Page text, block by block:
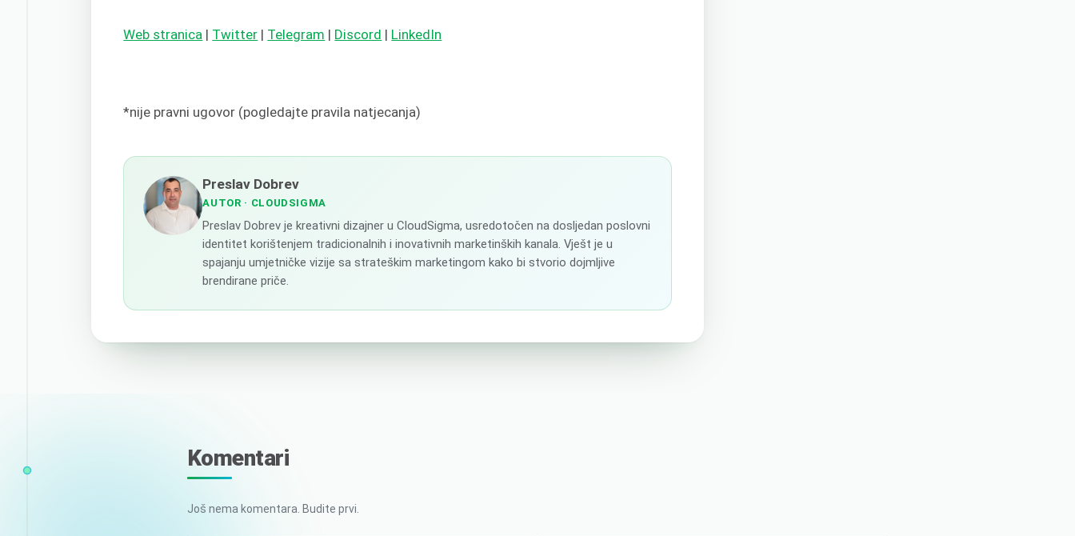
Web stranica | Twitter | Telegram | Discord | LinkedIn
*nije pravni ugovor (pogledajte pravila natjecanja)
Preslav Dobrev
AUTOR · CLOUDSIGMA
Preslav Dobrev je kreativni dizajner u CloudSigma, usredotočen na dosljedan poslovni
identitet korištenjem tradicionalnih i inovativnih marketinških kanala. Vješt je u
spajanju umjetničke vizije sa strateškim marketingom kako bi stvorio dojmljive
brendirane priče.
Komentari
Još nema komentara. Budite prvi.